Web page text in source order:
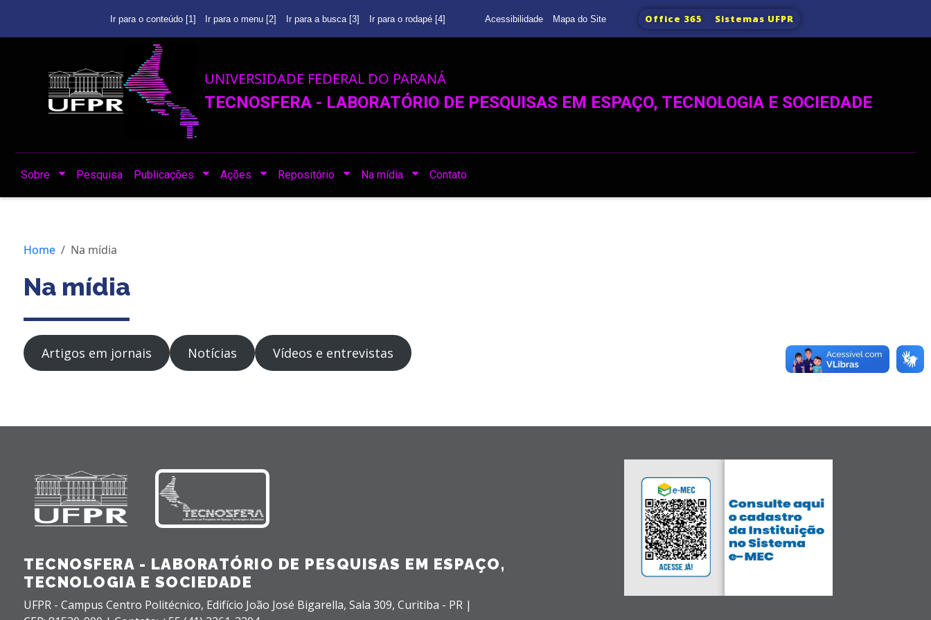
Ir para o conteúdo [1] Ir para o menu [2] Ir para a busca [3] Ir para o rodapé [4] Acessibilidade Mapa do Site Office 365 Sistemas UFPR
UNIVERSIDADE FEDERAL DO PARANÁ
TECNOSFERA - LABORATÓRIO DE PESQUISAS EM ESPAÇO, TECNOLOGIA E SOCIEDADE
Sobre Pesquisa Publicações Ações Repositório Na mídia Contato
Home Na mídia
Na mídia
Artigos em jornais Notícias Vídeos e entrevistas
TECNOSFERA - LABORATÓRIO DE PESQUISAS EM ESPAÇO,
TECNOLOGIA E SOCIEDADE
UFPR - Campus Centro Politécnico, Edifício João José Bigarella, Sala 309, Curitiba - PR |